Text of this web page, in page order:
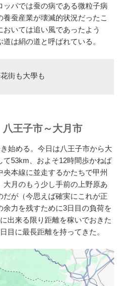
ッパでは蚕の病である微粒子病
蚕産業が壊滅的状況だったこ
いては追い風であったよう
は絹の道と呼ばれている。
街も大學も
王子市～大月市
始める。今日は八王子市から大
て53km、およそ12時間歩かねば
本線に並走するかたちで甲州
大月のもう少し手前の上野原あ
だが（今思えば確実にこれが正
力を残すために3日目の負荷を
出来る限り距離を稼いでおきた
目に最長距離を持ってきた。